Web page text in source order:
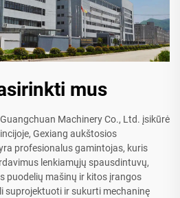
mus
Machinery Co., Ltd. įsikūrė
Gexiang aukštosios
profesionalus gamintojas, kuris
lenkiamųjų spausdintuvų,
puodelių mašinų ir kitos įrangos
suprojektuoti ir sukurti mechaninę